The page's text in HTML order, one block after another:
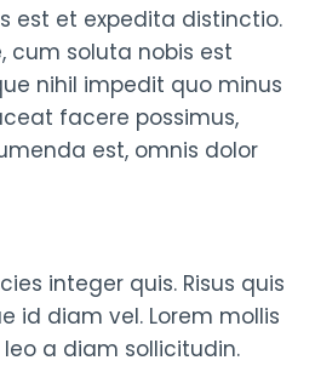
est et expedita distinctio.
cum soluta nobis est
nihil impedit quo minus
facere possimus,
est, omnis dolor
integer quis. Risus quis
id diam vel. Lorem mollis
a diam sollicitudin.